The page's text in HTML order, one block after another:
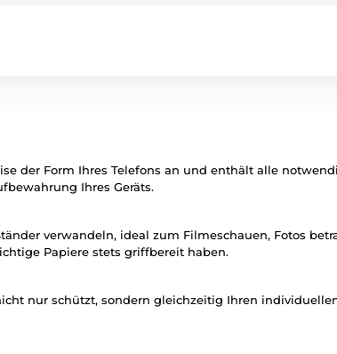
der Form Ihres Telefons an und enthält alle
Ihres Geräts.
verwandeln, ideal zum Filmeschauen, Fotos
Papiere stets griffbereit haben.
nur schützt, sondern gleichzeitig Ihren